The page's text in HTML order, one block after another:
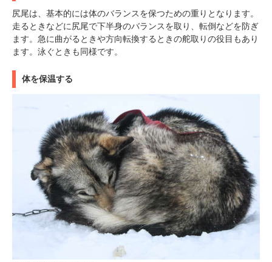
尻尾は、基本的には体のバランスを保つための重りとなります。
走るときなどに尻尾で下半身のバランスを取り、転倒などを防ぎ
ます。急に曲がるときや方向転換するときの舵取りの役目もあり
ます。泳ぐときも同様です。
体を保温する